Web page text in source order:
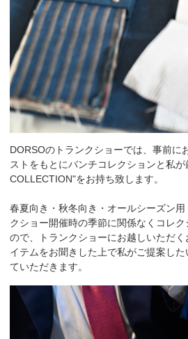
DORSOのトランクショーでは、事前に
ストをもとにバンチコレクションと私
COLLECTION"をお持ち致します。
春夏向き・秋冬向き・オールシーズン
クショー開催時の季節に関係なくコレ
ので、トランクショーにお越しいただ
イテムをお聞きした上で私がご提案し
ていただきます。